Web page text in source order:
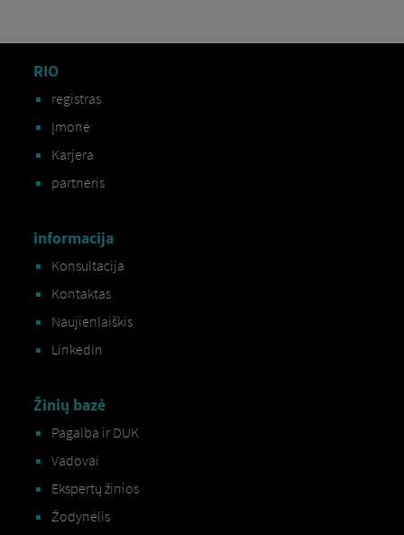
RIO
registras
Įmonė
Karjera
partneris
informacija
Konsultacija
Kontaktas
Naujienlaiškis
LinkedIn
Žinių bazė
Pagalba ir DUK
Vadovai
Ekspertų žinios
Žodynėlis